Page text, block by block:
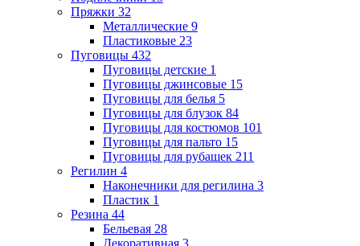
Пряжки 32
Металлические 9
Пластиковые 23
Пуговицы 432
Пуговицы детские 1
Пуговицы джинсовые 15
Пуговицы для белья 5
Пуговицы для блузок 84
Пуговицы для костюмов 101
Пуговицы для пальто 15
Пуговицы для рубашек 211
Регилин 4
Наконечники для регилина 3
Пластик 1
Резина 44
Бельевая 28
Декоративная 3